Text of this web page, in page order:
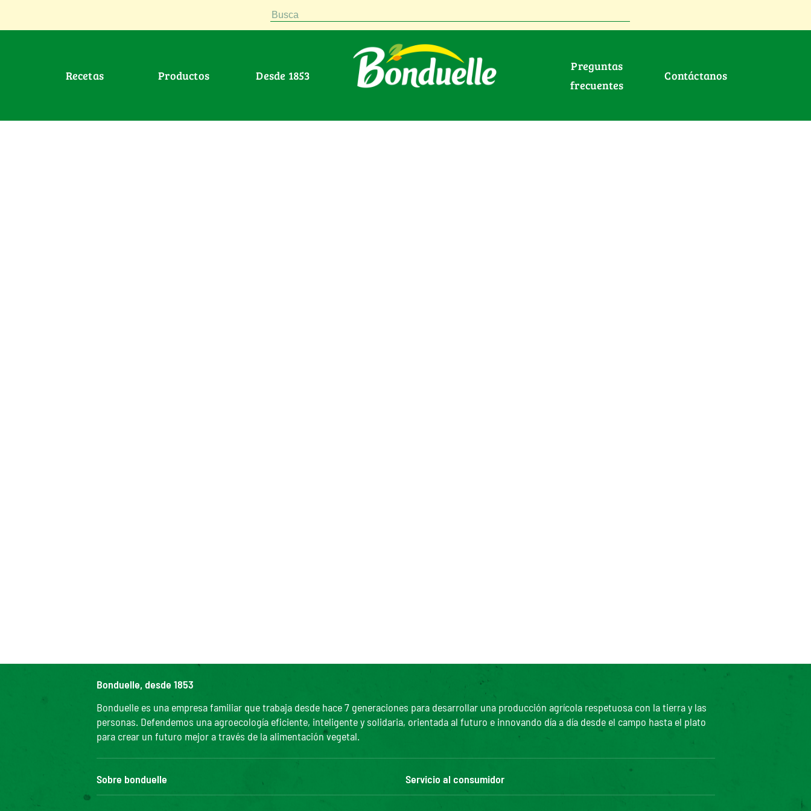
Busca
Recetas Productos Desde 1853
Preguntas
frecuentes
Contáctanos
Bonduelle, desde 1853
Bonduelle es una empresa familiar que trabaja desde hace 7 generaciones para desarrollar una producción agrícola respetuosa con la tierra y las
personas. Defendemos una agroecología eficiente, inteligente y solidaria, orientada al futuro e innovando día a día desde el campo hasta el plato
para crear un futuro mejor a través de la alimentación vegetal.
Sobre bonduelle
Servicio al consumidor